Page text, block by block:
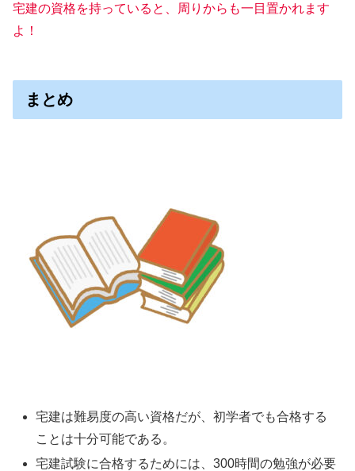
宅建の資格を持っていると、周りからも一目置かれます
よ！
まとめ
宅建は難易度の高い資格だが、初学者でも合格する
ことは十分可能である。
宅建試験に合格するためには、300時間の勉強が必要